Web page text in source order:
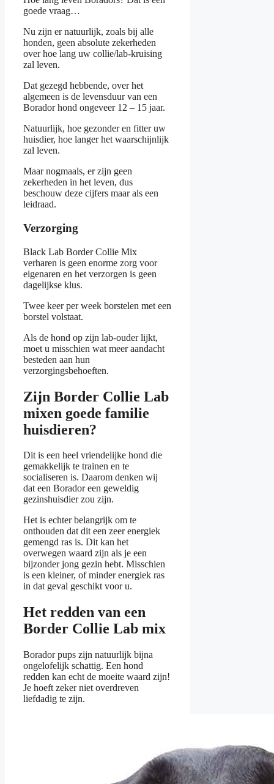
goede vraag…
Nu zijn er natuurlijk, zoals bij alle
honden, geen absolute zekerheden
over hoe lang uw collie/lab-kruising
zal leven.
Dat gezegd hebbende, over het
algemeen is de levensduur van een
Borador hond ongeveer 12 – 15 jaar.
Natuurlijk, hoe gezonder en fitter uw
huisdier, hoe langer het waarschijnlijk
zal leven.
Maar nogmaals, er zijn geen
zekerheden in het leven, dus
beschouw deze cijfers maar als een
leidraad.
Verzorging
Black Lab Border Collie Mix
verharen is geen enorme zorg voor
eigenaren en het verzorgen is geen
dagelijkse klus.
Twee keer per week borstelen met een
borstel volstaat.
Als de hond op zijn lab-ouder lijkt,
moet u misschien wat meer aandacht
besteden aan hun
verzorgingsbehoeften.
Zijn Border Collie Lab
mixen goede familie
huisdieren?
Dit is een heel vriendelijke hond die
gemakkelijk te trainen en te
socialiseren is. Daarom denken wij
dat een Borador een geweldig
gezinshuisdier zou zijn.
Het is echter belangrijk om te
onthouden dat dit een zeer energiek
gemengd ras is. Dit kan het
overwegen waard zijn als je een
bijzonder jong gezin hebt. Misschien
is een kleiner, of minder energiek ras
in dat geval geschikt voor u.
Het redden van een
Border Collie Lab mix
Borador pups zijn natuurlijk bijna
ongelofelijk schattig. Een hond
redden kan echt de moeite waard zijn!
Je hoeft zeker niet overdreven
liefdadig te zijn.